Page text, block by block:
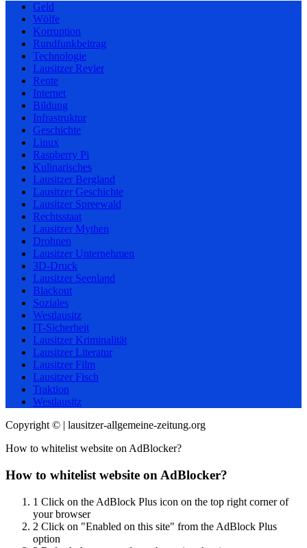
Geld
Wölfe
Korruption
Rundfunkbeitrag
Technologie
Lausitzer Revier
Rente
Internet
Bildung
Infrastruktur
Geschichte
Linux
Raspberry Pi
Kulinarisches
Lausitzer Bergland
Lausitzer Geschichte
Lausitzer Spreewald
Rechtsstaat
Lausitzer Mythen
Drohnen
Lausitzer Unternehmen
3D-Druck
Lausitzer Seenland
Blackout
Soziales
Westlausitz
IT-Sicherheit
Lausitzer Kriminalität
Lausitzer Literatur
Lausitzer Film
Lausitzer Fisch
Traktion
Westlausitz
Copyright © | lausitzer-allgemeine-zeitung.org
How to whitelist website on AdBlocker?
How to whitelist website on AdBlocker?
1 Click on the AdBlock Plus icon on the top right corner of
your browser
2 Click on "Enabled on this site" from the AdBlock Plus
option